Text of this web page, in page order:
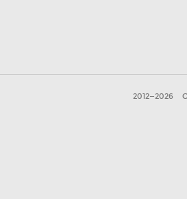
2012—2026